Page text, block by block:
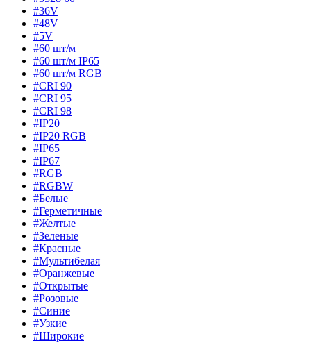
#36V
#48V
#5V
#60 шт/м
#60 шт/м IP65
#60 шт/м RGB
#CRI 90
#CRI 95
#CRI 98
#IP20
#IP20 RGB
#IP65
#IP67
#RGB
#RGBW
#Белые
#Герметичные
#Желтые
#Зеленые
#Красные
#Мультибелая
#Оранжевые
#Открытые
#Розовые
#Синие
#Узкие
#Широкие